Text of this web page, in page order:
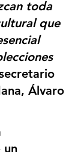
toda
que
Álvaro
un